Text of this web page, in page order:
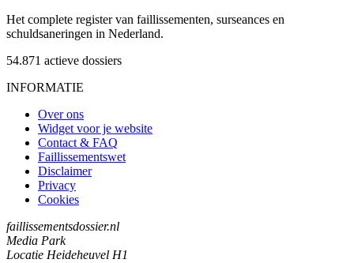
Het complete register van faillissementen, surseances en
schuldsaneringen in Nederland.
54.871 actieve dossiers
INFORMATIE
Over ons
Widget voor je website
Contact & FAQ
Faillissementswet
Disclaimer
Privacy
Cookies
faillissementsdossier.nl
Media Park
Locatie Heideheuvel H1